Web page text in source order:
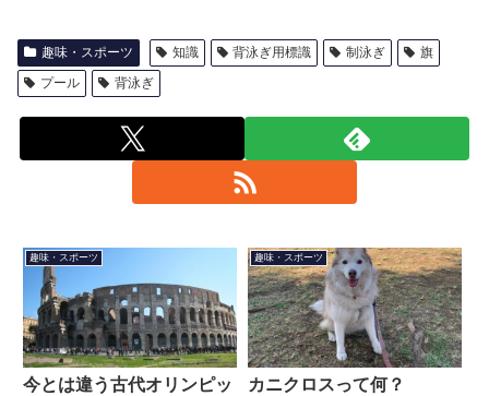
趣味・スポーツ 知識 背泳ぎ用標識 制泳ぎ
旗
プール
背泳ぎ
趣味・スポーツ
今とは違う古代オリンピッ
趣味・スポーツ
カニクロスって何？